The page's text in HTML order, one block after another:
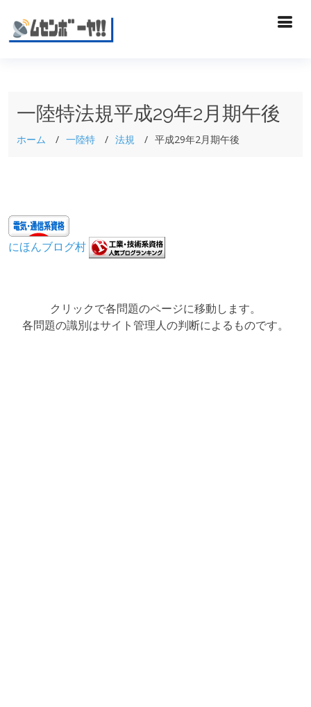
一陸特法規平成29年2月期午後
ホーム 一陸特 法規 平成29年2月期午後
にほんブログ村
クリックで各問題のページに移動します。
各問題の識別はサイト管理人の判断によるものです。